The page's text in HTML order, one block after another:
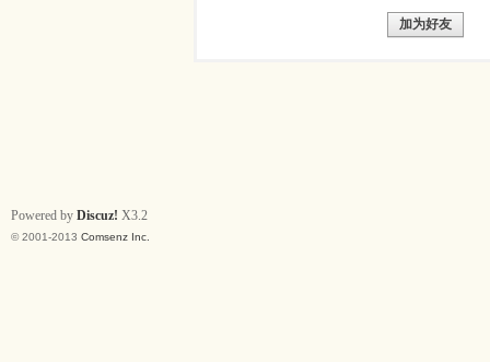
加为好友
Powered by Discuz! X3.2
© 2001-2013 Comsenz Inc.